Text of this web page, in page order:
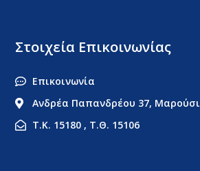
Στοιχεία Επικοινωνίας
Επικοινωνία
Ανδρέα Παπανδρέου 37, Μαρούσι
Τ.Κ. 15180 , Τ.Θ. 15106